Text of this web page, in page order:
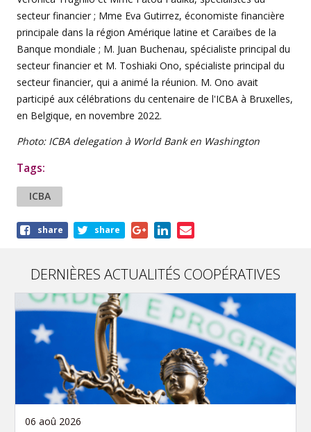
secteur financier ; Mme Eva Gutirrez, économiste financière
principale dans la région Amérique latine et Caraïbes de la
Banque mondiale ; M. Juan Buchenau, spécialiste principal du
secteur financier et M. Toshiaki Ono, spécialiste principal du
secteur financier, qui a animé la réunion. M. Ono avait
participé aux célébrations du centenaire de l'ICBA à Bruxelles,
en Belgique, en novembre 2022.
Photo: ICBA delegation à World Bank en Washington
Tags:
ICBA
Shareshare share
DERNIÈRES ACTUALITÉS COOPÉRATIVES
06 aoû 2026